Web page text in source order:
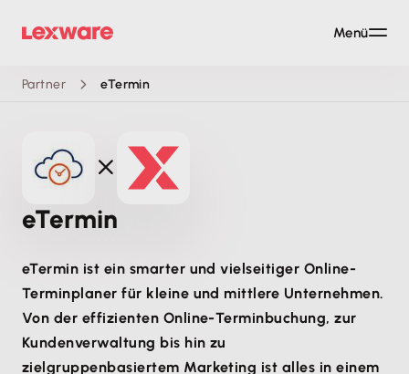
Partner eTermin
eTermin
eTermin ist ein smarter und vielseitiger Online-
Terminplaner für kleine und mittlere Unternehmen.
Von der effizienten Online-Terminbuchung, zur
Kundenverwaltung bis hin zu
zielgruppenbasiertem Marketing ist alles in einem
Menü